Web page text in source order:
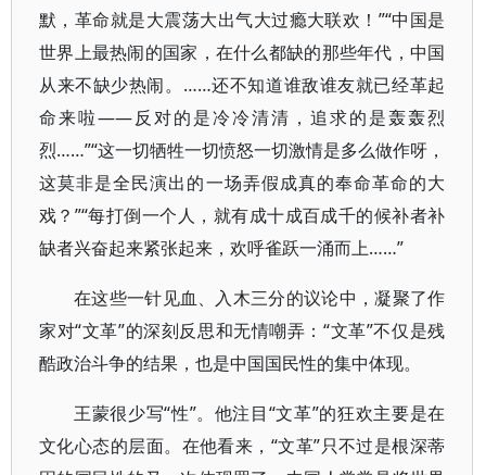
默，革命就是大震荡大出气大过瘾大联欢！”“中国是
世界上最热闹的国家，在什么都缺的那些年代，中国
从来不缺少热闹。……还不知道谁敌谁友就已经革起
命来啦——反对的是冷冷清清，追求的是轰轰烈
烈……”“这一切牺牲一切愤怒一切激情是多么做作呀，
这莫非是全民演出的一场弄假成真的奉命革命的大
戏？”“每打倒一个人，就有成十成百成千的候补者补
缺者兴奋起来紧张起来，欢呼雀跃一涌而上……”
在这些一针见血、入木三分的议论中，凝聚了作
家对“文革”的深刻反思和无情嘲弄：“文革”不仅是残
酷政治斗争的结果，也是中国国民性的集中体现。
王蒙很少写“性”。他注目“文革”的狂欢主要是在
文化心态的层面。在他看来，“文革”只不过是根深蒂